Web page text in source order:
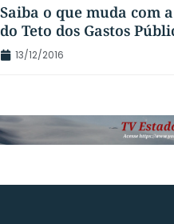
Saiba o que muda com
do Teto dos Gastos
13/12/2016